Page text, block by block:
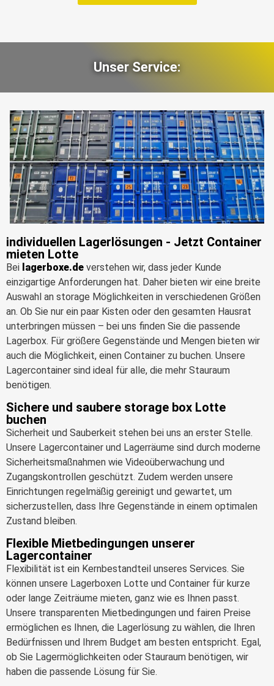
Unser Service:
individuellen Lagerlösungen - Jetzt Container
mieten Lotte
Bei lagerboxe.de verstehen wir, dass jeder Kunde
einzigartige Anforderungen hat. Daher bieten wir eine breite
Auswahl an storage Möglichkeiten in verschiedenen Größen
an. Ob Sie nur ein paar Kisten oder den gesamten Hausrat
unterbringen müssen – bei uns finden Sie die passende
Lagerbox. Für größere Gegenstände und Mengen bieten wir
auch die Möglichkeit, einen Container zu buchen. Unsere
Lagercontainer sind ideal für alle, die mehr Stauraum
benötigen.
Sichere und saubere storage box Lotte
buchen
Sicherheit und Sauberkeit stehen bei uns an erster Stelle.
Unsere Lagercontainer und Lagerräume sind durch moderne
Sicherheitsmaßnahmen wie Videoüberwachung und
Zugangskontrollen geschützt. Zudem werden unsere
Einrichtungen regelmäßig gereinigt und gewartet, um
sicherzustellen, dass Ihre Gegenstände in einem optimalen
Zustand bleiben.
Flexible Mietbedingungen unserer
Lagercontainer
Flexibilität ist ein Kernbestandteil unseres Services. Sie
können unsere Lagerboxen Lotte und Container für kurze
oder lange Zeiträume mieten, ganz wie es Ihnen passt.
Unsere transparenten Mietbedingungen und fairen Preise
ermöglichen es Ihnen, die Lagerlösung zu wählen, die Ihren
Bedürfnissen und Ihrem Budget am besten entspricht. Egal,
ob Sie Lagermöglichkeiten oder Stauraum benötigen, wir
haben die passende Lösung für Sie.